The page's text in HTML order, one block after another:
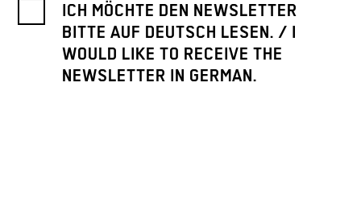
ICH MÖCHTE DEN NEWSLETTER
BITTE AUF DEUTSCH LESEN. / I
WOULD LIKE TO RECEIVE THE
NEWSLETTER IN GERMAN.